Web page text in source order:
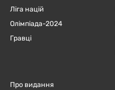
Ліга націй
Олімпіада-2024
Гравці
Про видання